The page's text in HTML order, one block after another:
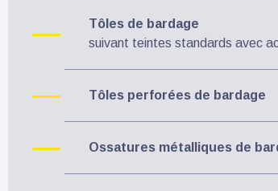
Tôles de bardage
suivant teintes standards avec
Tôles perforées de bardage
Ossatures métalliques de